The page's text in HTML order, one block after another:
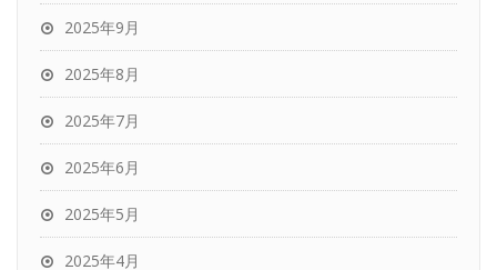
2025年9月
2025年8月
2025年7月
2025年6月
2025年5月
2025年4月